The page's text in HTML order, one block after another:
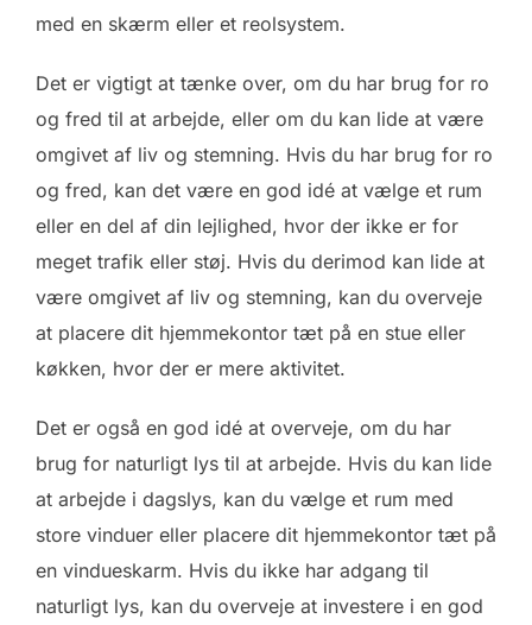
med en skærm eller et reolsystem.
Det er vigtigt at tænke over, om du har brug for ro
og fred til at arbejde, eller om du kan lide at være
omgivet af liv og stemning. Hvis du har brug for ro
og fred, kan det være en god idé at vælge et rum
eller en del af din lejlighed, hvor der ikke er for
meget trafik eller støj. Hvis du derimod kan lide at
være omgivet af liv og stemning, kan du overveje
at placere dit hjemmekontor tæt på en stue eller
køkken, hvor der er mere aktivitet.
Det er også en god idé at overveje, om du har
brug for naturligt lys til at arbejde. Hvis du kan lide
at arbejde i dagslys, kan du vælge et rum med
store vinduer eller placere dit hjemmekontor tæt på
en vindueskarm. Hvis du ikke har adgang til
naturligt lys, kan du overveje at investere i en god